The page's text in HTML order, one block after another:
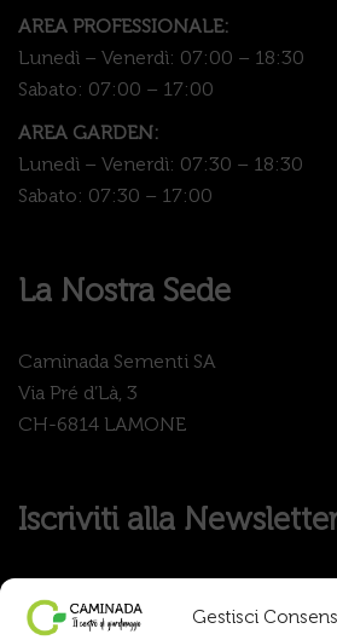
Gestisci
AREA PROFESSIONALE:
Lunedì – Venerdì: 07:00 – 18:30
Sabato: 07:00 – 17:00
AREA GARDEN:
Lunedì – Venerdì: 07:30 – 18:30
Sabato: 07:30 – 17:00
La Nostra Sede
Caminada Sementi SA
Via Pré d’Là, 3
CH-6814 LAMONE
Iscriviti alla